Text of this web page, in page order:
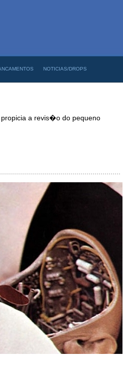
NOTICIAS/DROPS
a revis�o do pequeno